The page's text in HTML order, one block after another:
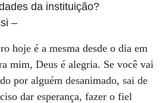
da instituição?
–
hoje é a mesma desde o dia em
mim, Deus é alegria. Se você vai
por alguém desanimado, sai de
dar esperança, fazer o fiel